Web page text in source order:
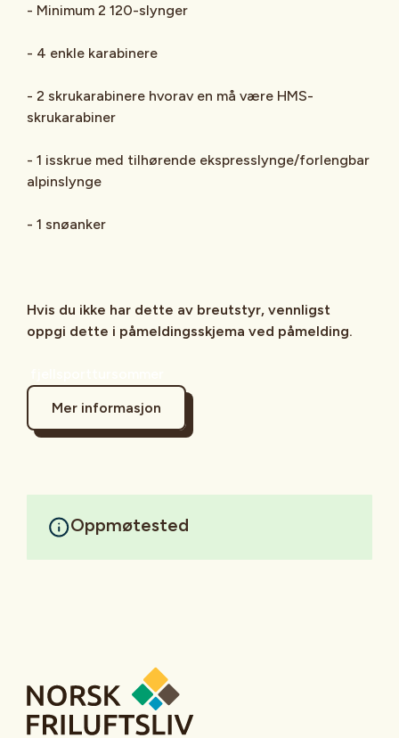
- Minimum 2 120-slynger
- 4 enkle karabinere
- 2 skrukarabinere hvorav en må være HMS-
skrukarabiner
- 1 isskrue med tilhørende ekspresslynge/forlengbar
alpinslynge
- 1 snøanker
Hvis du ikke har dette av breutstyr, vennligst
oppgi dette i påmeldingsskjema ved påmelding.
Mer informasjon
Oppmøtested